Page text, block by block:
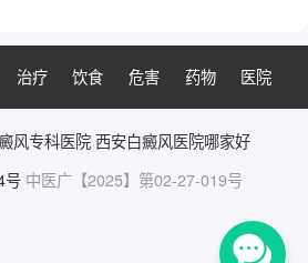
治疗 饮食 危害 药物 医院
风专科医院 西安白癜风医院哪家好
号 中医广【2025】第02-27-019号